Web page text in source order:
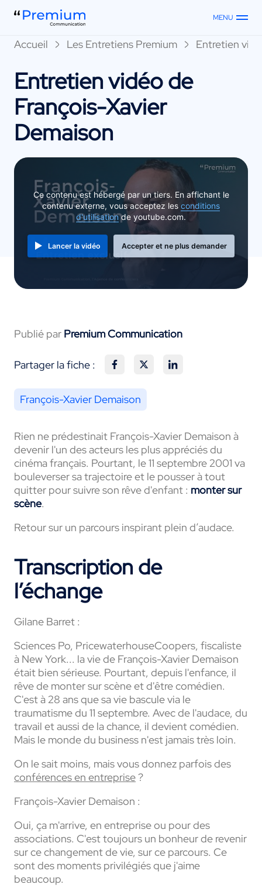
MENU
Accueil Les Entretiens Premium Entretien
Entretien vidéo de
François-Xavier
Demaison
Ce contenu est hébergé par un tiers. En affichant le
contenu externe, vous acceptez les conditions
d'utilisationde youtube.com.
Lancer la vidéo Accepter et ne plus demander
Publié par Premium Communication
Partager la fiche :
François-Xavier Demaison
Rien ne prédestinait François-Xavier Demaison à
devenir l'un des acteurs les plus appréciés du
cinéma français. Pourtant, le 11 septembre 2001 va
bouleverser sa trajectoire et le pousser à tout
quitter pour suivre son rêve d'enfant : monter sur
scène.
Retour sur un parcours inspirant plein d’audace.
Transcription de
l’échange
Gilane Barret :
Sciences Po, PricewaterhouseCoopers, fiscaliste
à New York... la vie de François-Xavier Demaison
était bien sérieuse. Pourtant, depuis l'enfance, il
rêve de monter sur scène et d'être comédien.
C'est à 28 ans que sa vie bascule via le
traumatisme du 11 septembre. Avec de l'audace, du
travail et aussi de la chance, il devient comédien.
Mais le monde du business n'est jamais très loin.
On le sait moins, mais vous donnez parfois des
conférences en entreprise?
François-Xavier Demaison :
Oui, ça m'arrive, en entreprise ou pour des
associations. C'est toujours un bonheur de revenir
sur ce changement de vie, sur ce parcours. Ce
sont des moments privilégiés que j'aime
beaucoup.